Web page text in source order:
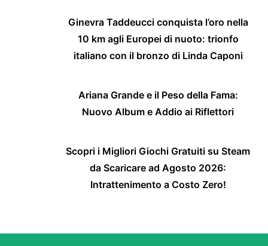
Ginevra Taddeucci conquista l’oro nella
10 km agli Europei di nuoto: trionfo
italiano con il bronzo di Linda Caponi
Ariana Grande e il Peso della Fama:
Nuovo Album e Addio ai Riflettori
Scopri i Migliori Giochi Gratuiti su Steam
da Scaricare ad Agosto 2026:
Intrattenimento a Costo Zero!